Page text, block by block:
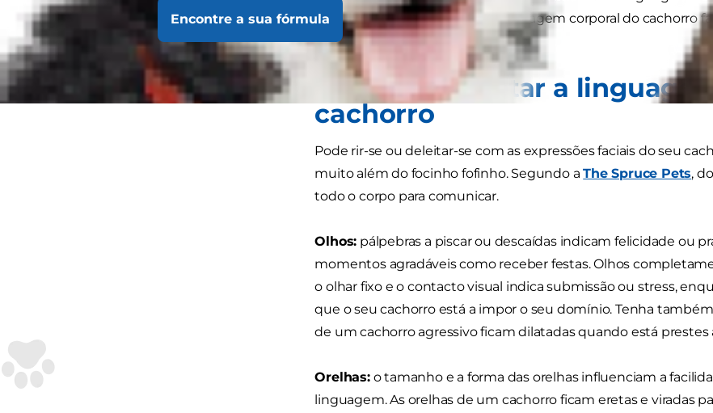
Encontre a sua fórmulaexpressivos. Compreender a linguagem corporal do cachorro
mesmo.
Como interpretar a
cachorro
Pode rir-se ou deleitar-se com as expressões faciais do seu
muito além do focinho fofinho. Segundo aThe Spruce Pets,
todo o corpo para comunicar.
Olhos: pálpebras a piscar ou descaídas indicam felicidade ou
momentos agradáveis como receber festas. Olhos
o olhar fixo e o contacto visual indica submissão ou stress,
que o seu cachorro está a impor o seu domínio. Tenha
de um cachorro agressivo ficam dilatadas quando está prestes
Orelhas:o tamanho e a forma das orelhas influenciam a
linguagem. As orelhas de um cachorro ficam eretas e viradas